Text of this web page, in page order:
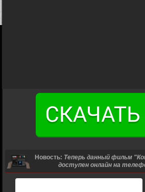
Новость: Теперь данный фильм
доступен онлайн на